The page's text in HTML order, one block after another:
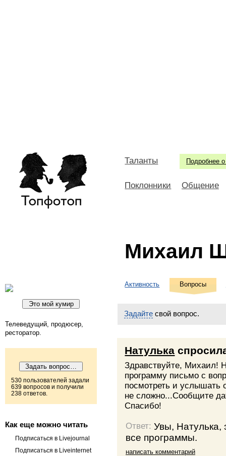
Подробнее о
Таланты
Поклонники Общение
Михаил
Телеведущий, продюсер,
ресторатор.
530 пользователей задали
639 вопросов и получили
238 ответов.
Как еще можно читать
Подписаться в Livejournal
Подписаться в Liveinternet
Активность Вопросы
Задайте свой вопрос.
Натулька
Здравствуйте, Михаил!
программу письмо с
посмотреть и услышать
не сложно...Сообщите
Спасибо!
Ответ:Увы, Натулька,
все программы.
написать комментарий